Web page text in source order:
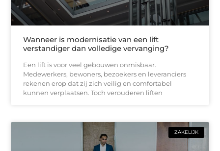
Wanneer is modernisatie van een lift
verstandiger dan volledige vervanging?
Een lift is voor veel gebouwen onmisbaar.
Medewerkers, bewoners, bezoekers en leveranciers
rekenen erop dat zij zich veilig en comfortabel
kunnen verplaatsen. Toch verouderen liften
ZAKELIJK